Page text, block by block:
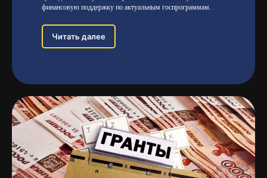
финансовую поддержку по актуальным госпрограммам.
Читать далее